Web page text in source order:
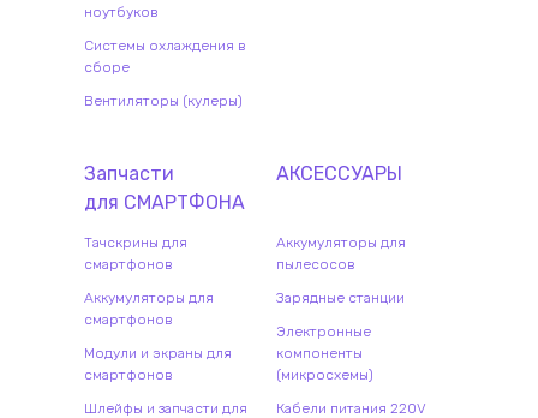
ноутбуков
Системы охлаждения в
сборе
Вентиляторы (кулеры)
Запчасти
для СМАРТФОНА
Тачскрины для
смартфонов
Аккумуляторы для
смартфонов
Модули и экраны для
смартфонов
Шлейфы и запчасти для
АКСЕССУАРЫ
Аккумуляторы для
пылесосов
Зарядные станции
Электронные
компоненты
(микросхемы)
Кабели питания 220V